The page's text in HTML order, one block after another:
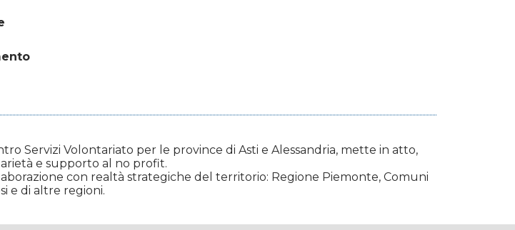
Servizi Volontariato per le province di Asti e Alessandria, mette in atto,
e supporto al no profit.
con realtà strategiche del territorio: Regione Piemonte, Comuni
e di altre regioni.